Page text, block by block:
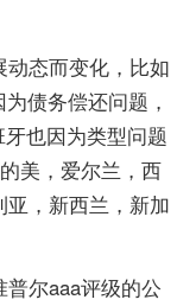
态而变化，比如
债务偿还问题，
也因为类型问题
美，爱尔兰，西
，新西兰，新加
尔aaa评级的公